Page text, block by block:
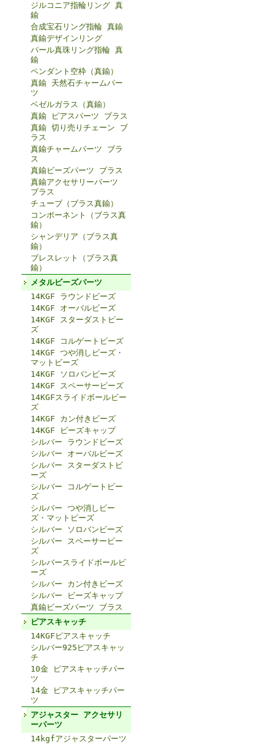
ジルコニア指輪リング 真
鍮
合成宝石リング指輪 真鍮
真鍮デザインリング
パール真珠リング指輪 真
鍮
ペンダント空枠（真鍮）
真鍮 天然石チャームパー
ツ
ベゼルガラス（真鍮）
真鍮 ピアスパーツ ブラス
真鍮 切り売りチェーン ブ
ラス
真鍮チャームパーツ ブラ
ス
真鍮ビーズパーツ ブラス
真鍮アクセサリーパーツ
ブラス
チューブ（ブラス真鍮）
コンポーネント（ブラス真
鍮）
シャンデリア（ブラス真
鍮）
ブレスレット（ブラス真
鍮）
メタルビーズパーツ
14KGF ラウンドビーズ
14KGF オーバルビーズ
14KGF スターダストビー
ズ
14KGF コルゲートビーズ
14KGF つや消しビーズ・
マットビーズ
14KGF ソロバンビーズ
14KGF スペーサービーズ
14KGFスライドボールビー
ズ
14KGF カン付きビーズ
14KGF ビーズキャップ
シルバー ラウンドビーズ
シルバー オーバルビーズ
シルバー スターダストビ
ーズ
シルバー コルゲートビー
ズ
シルバー つや消しビー
ズ・マットビーズ
シルバー ソロバンビーズ
シルバー スペーサービー
ズ
シルバースライドボールビ
ーズ
シルバー カン付きビーズ
シルバー ビーズキャップ
真鍮ビーズパーツ ブラス
ピアスキャッチ
14KGFピアスキャッチ
シルバー925ピアスキャッ
チ
10金 ピアスキャッチパー
ツ
14金 ピアスキャッチパー
ツ
アジャスター アクセサリ
ーパーツ
14kgfアジャスターパーツ